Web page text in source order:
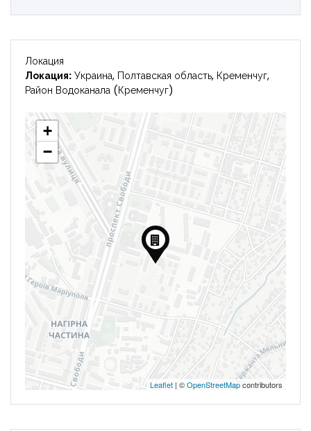
Локация
Локация: Украина, Полтавская область, Кременчуг,
Район Водоканала (Кременчуг)
+
−
Leaflet | ©OpenStreetMapcontributors